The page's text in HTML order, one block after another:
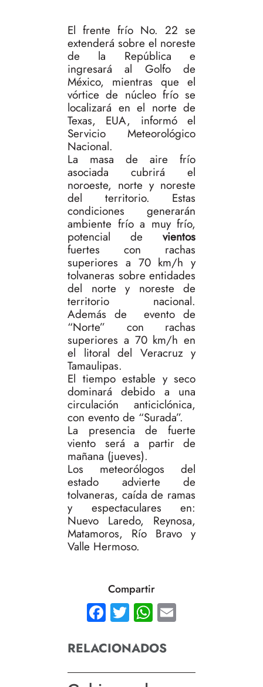
El frente frío No. 22 se
extenderá sobre el noreste
de la República e
ingresará al Golfo de
México, mientras que el
vórtice de núcleo frío se
localizará en el norte de
Texas, EUA, informó el
Servicio Meteorológico
Nacional.
La masa de aire frío
asociada cubrirá el
noroeste, norte y noreste
del territorio. Estas
condiciones generarán
ambiente frío a muy frío,
potencial de vientos
fuertes con rachas
superiores a 70 km/h y
tolvaneras sobre entidades
del norte y noreste de
territorio nacional.
Además de evento de
“Norte” con rachas
superiores a 70 km/h en
el litoral del Veracruz y
Tamaulipas.
El tiempo estable y seco
dominará debido a una
circulación anticiclónica,
con evento de “Surada”.
La presencia de fuerte
viento será a partir de
mañana (jueves).
Los meteorólogos del
estado advierte de
tolvaneras, caída de ramas
y espectaculares en:
Nuevo Laredo, Reynosa,
Matamoros, Río Bravo y
Valle Hermoso.
Compartir
Facebook
TwitterWhatsApp
RELACIONADOS